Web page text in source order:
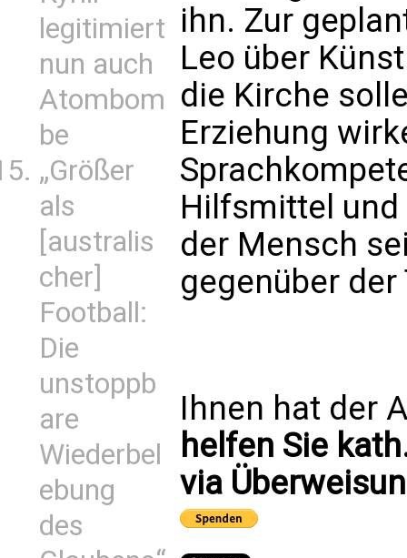
legitimiert
nun auch
Atombom
be
„Größer
als
[australis
cher]
Football:
Die
unstoppb
are
Wiederbel
ebung
des
ihn. Zur
Leo über
die Kirche
Erziehung
Hilfsmittel
der Mensch
gegenüber
Ihnen hat der
helfen Sie
via